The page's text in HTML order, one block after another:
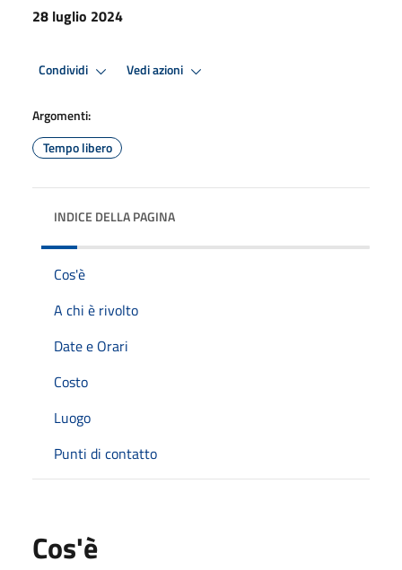
28 luglio 2024
Condividi Vedi azioni
Argomenti:
Tempo libero
INDICE DELLA PAGINA
Cos'è
A chi è rivolto
Date e Orari
Costo
Luogo
Punti di contatto
Cos'è